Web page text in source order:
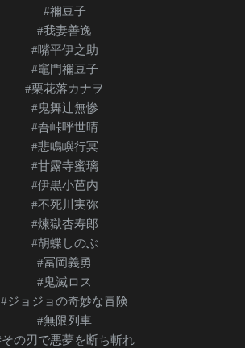
#禰豆子
#我妻善逸
#嘴平伊之助
#竈門禰豆子
#栗花落カナヲ
#鬼舞辻無惨
#吾峠呼世晴
#悲鳴嶼行冥
#甘露寺蜜璃
#伊黒小芭内
#不死川実弥
#煉獄杏寿郎
#胡蝶しのぶ
#冨岡義勇
#鬼滅ロス
#ジョジョの奇妙な冒険
#無限列車
の刃で悪夢を断ち斬れ